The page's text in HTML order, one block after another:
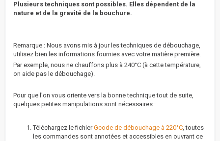
Plusieurs techniques sont possibles. Elles dépendent de la
nature et de la gravité de la bouchure.
Remarque : Nous avons mis à jour les techniques de débouchage,
utilisez bien les informations fournies avec votre matière première.
Par exemple, nous ne chauffons plus à 240°C (à cette température,
on aide pas le débouchage).
Pour que l'on vous oriente vers la bonne technique tout de suite,
quelques petites manipulations sont nécessaires :
Téléchargez le fichierGcode de débouchage à 220°C, toutes
les commandes sont annotées et accessibles en ouvrant ce